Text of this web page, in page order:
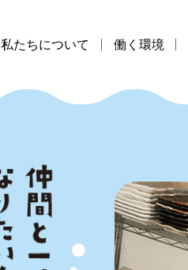
私たちについて 働く環境